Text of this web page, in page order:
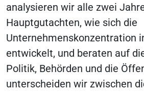
analysieren wir alle zwei
Hauptgutachten, wie sich die
Unternehmenskonzentration
entwickelt, und beraten auf
Politik, Behörden und die
unterscheiden wir zwischen